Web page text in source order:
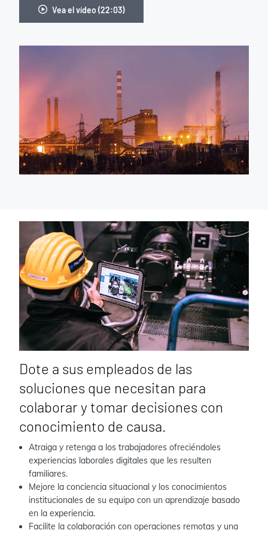
Vea el vídeo (22:03)
Dote a sus empleados de las
soluciones que necesitan para
colaborar y tomar decisiones con
conocimiento de causa.
Atraiga y retenga a los trabajadores ofreciéndoles
experiencias laborales digitales que les resulten
familiares.
Mejore la conciencia situacional y los conocimientos
institucionales de su equipo con un aprendizaje basado
en la experiencia.
Facilite la colaboración con operaciones remotas y una